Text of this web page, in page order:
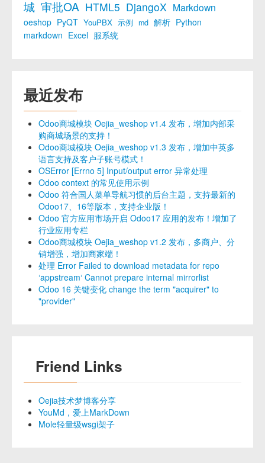
城 审批OA HTML5 DjangoX Markdown
oeshop PyQT YouPBX 示例 md 解析 Python
markdown Excel 服系统
最近发布
Odoo商城模块 Oejia_weshop v1.4 发布，增加内部采
购商城场景的支持！
Odoo商城模块 Oejia_weshop v1.3 发布，增加中英多
语言支持及客户子账号模式！
OSError [Errno 5] Input/output error 异常处理
Odoo context 的常见使用示例
Odoo 符合国人菜单导航习惯的后台主题，支持最新的
Odoo17、16等版本，支持企业版！
Odoo 官方应用市场开启 Odoo17 应用的发布！增加了
行业应用专栏
Odoo商城模块 Oejia_weshop v1.2 发布，多商户、分
销增强，增加商家端！
处理 Error Failed to download metadata for repo
‘appstream‘ Cannot prepare internal mirrorlist
Odoo 16 关键变化 change the term "acquirer" to
"provider"
Friend Links
Oejia技术梦博客分享
YouMd，爱上MarkDown
Mole轻量级wsgi架子